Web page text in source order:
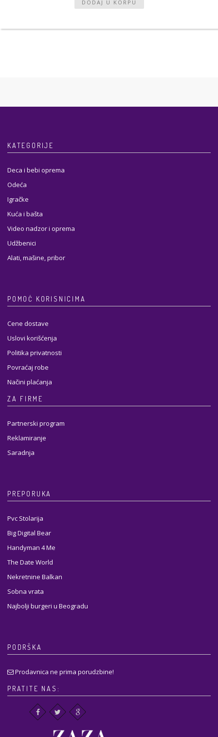
KATEGORIJE
Deca i bebi oprema
Odeća
Igračke
Kuća i bašta
Video nadzor i oprema
Udžbenici
Alati, mašine, pribor
POMOĆ KORISNICIMA
Cene dostave
Uslovi korišćenja
Politika privatnosti
Povraćaj robe
Načini plaćanja
ZA FIRME
Partnerski program
Reklamiranje
Saradnja
PREPORUKA
Pvc Stolarija
Big Digital Bear
Handyman 4 Me
The Date World
Nekretnine Balkan
Sobna vrata
Najbolji burgeri u Beogradu
PODRŠKA
Prodavnica ne prima porudzbine!
PRATITE NAS: